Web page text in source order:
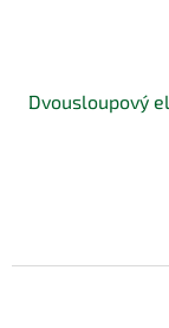
Dvousloupový